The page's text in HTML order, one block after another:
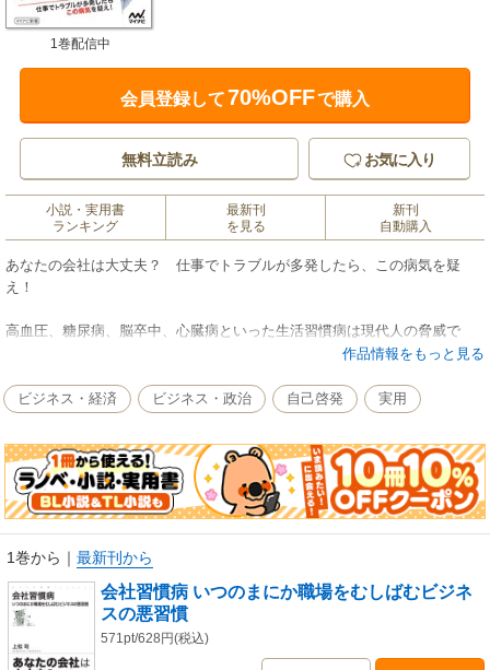
1巻配信中
会員登録して70%OFFで購入
無料立読み お気に入り
小説・実用書
ランキング
最新刊
を見る
新刊
自動購入
あなたの会社は大丈夫？ 仕事でトラブルが多発したら、この病気を疑
え！
高血圧、糖尿病、脳卒中、心臓病といった生活習慣病は現代人の脅威で
す。同じようにビジネスパーソンにとって脅威となるのが「会社習慣病」
ジネスの悪習慣が原因となって、成績不振やトラブルの多発、さらには会
社の業績が低下してしまう恐ろしい病気です。 本書ではこの会社習慣病の
存在に気づき、長年研究してきた著者が、その症状のタイプを明らかに
し、処方箋や予防策を伝授します。
≪会社習慣病の例≫
・リーダーが陥りやすい「威圧病」
・成果を勘違いしている「居残り症候群」
・勝負運が弱い人の「出たとこ勝負病」
・その場しのぎがエスカレート「誇大報告病」
・エースの持病「お山の大将症候群」
・誰の利益にもならない「馴れ合い病」
作品情報をもっと見る
ビジネス・経済 ビジネス・政治 自己啓発 実用
1巻から ｜ 最新刊から
会社習慣病 いつのまにか職場をむしばむビジネ
スの悪習慣
571pt/628円(税込)